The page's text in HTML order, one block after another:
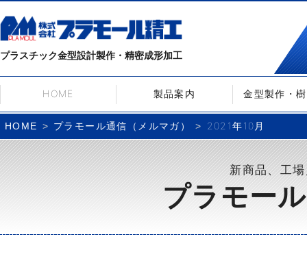
プラスチック金型設計製作・精密成形加工
HOME 製品案内 金型製作・
HOME プラモール通信（メルマガ） 2021年10月
新商品、工
プラモー